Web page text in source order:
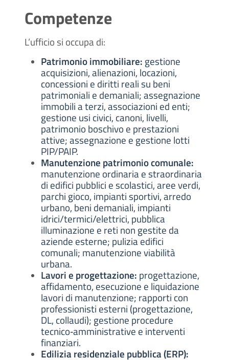
Competenze
L’ufficio si occupa di:
Patrimonio immobiliare: gestione
acquisizioni, alienazioni, locazioni,
concessioni e diritti reali su beni
patrimoniali e demaniali; assegnazione
immobili a terzi, associazioni ed enti;
gestione usi civici, canoni, livelli,
patrimonio boschivo e prestazioni
attive; assegnazione e gestione lotti
PIP/PAIP.
Manutenzione patrimonio comunale:
manutenzione ordinaria e straordinaria
di edifici pubblici e scolastici, aree verdi,
parchi gioco, impianti sportivi, arredo
urbano, beni demaniali, impianti
idrici/termici/elettrici, pubblica
illuminazione e reti non gestite da
aziende esterne; pulizia edifici
comunali; manutenzione viabilità
urbana.
Lavori e progettazione: progettazione,
affidamento, esecuzione e liquidazione
lavori di manutenzione; rapporti con
professionisti esterni (progettazione,
DL, collaudi); gestione procedure
tecnico‑amministrative e interventi
finanziari.
Edilizia residenziale pubblica (ERP):